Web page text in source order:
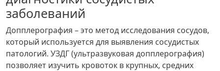
заболеваний
Допплерография – это метод исследования сосудов,
который используется для выявления сосудистых
патологий. УЗДГ (ультразвуковая допплерография)
позволяет изучить кровоток в крупных, средних